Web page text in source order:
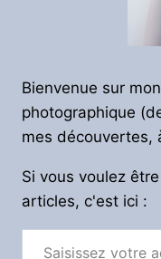
Bienvenue sur
photographique
mes découvertes,
Si vous voulez
articles, c'est ici :
Saisissez votre adresse e-mail…